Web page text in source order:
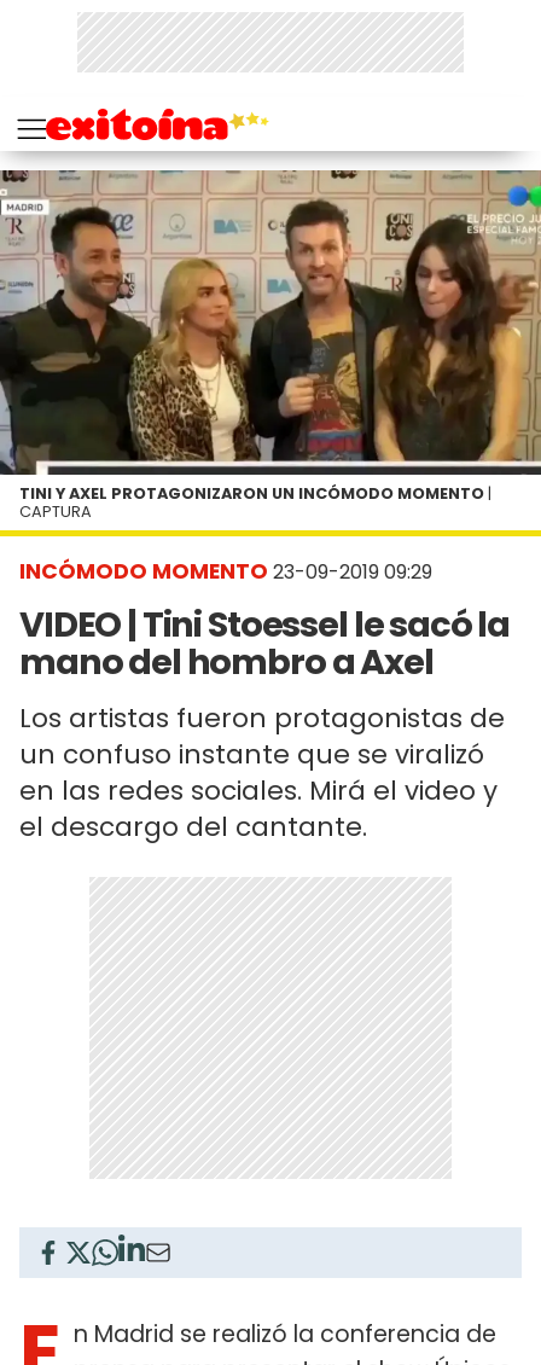
INCÓMODO MOMENTO 23-09-2019 09:29
VIDEO | Tini Stoessel le sacó la
mano del hombro a Axel
Los artistas fueron protagonistas de
un confuso instante que se viralizó
en las redes sociales. Mirá el video y
el descargo del cantante.
TINI Y AXEL PROTAGONIZARON UN INCÓMODO MOMENTO |
CAPTURA
n Madrid se realizó la conferencia de